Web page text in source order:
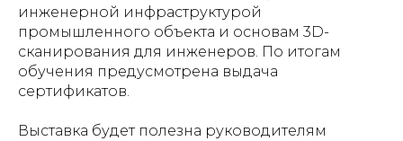
инженерной инфраструктурой
промышленного объекта и основам 3D-
сканирования для инженеров. По итогам
обучения предусмотрена выдача
сертификатов.
Выставка будет полезна руководителям